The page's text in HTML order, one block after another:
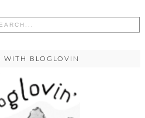
WITH BLOGLOVIN